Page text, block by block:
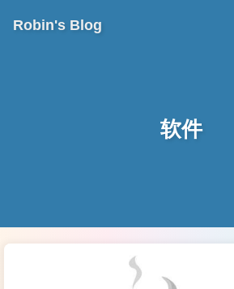
软件
Robin's Blog